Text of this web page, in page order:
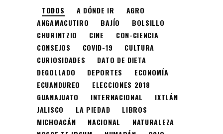
TODOS A DÓNDE IR
AGRO
ANGAMACUTIRO
BAJÍO
BOLSILLO
CHURINTZIO
CINE
CON-CIENCIA
CONSEJOS
COVID-19
CULTURA
CURIOSIDADES
DATO DE DIETA
DEGOLLADO
DEPORTES
ECONOMÍA
ECUANDUREO
ELECCIONES 2018
GUANAJUATO
INTERNACIONAL
IXTLÁN
JALISCO
LA PIEDAD
LIBROS
MICHOACÁN
NACIONAL
NATURALEZA